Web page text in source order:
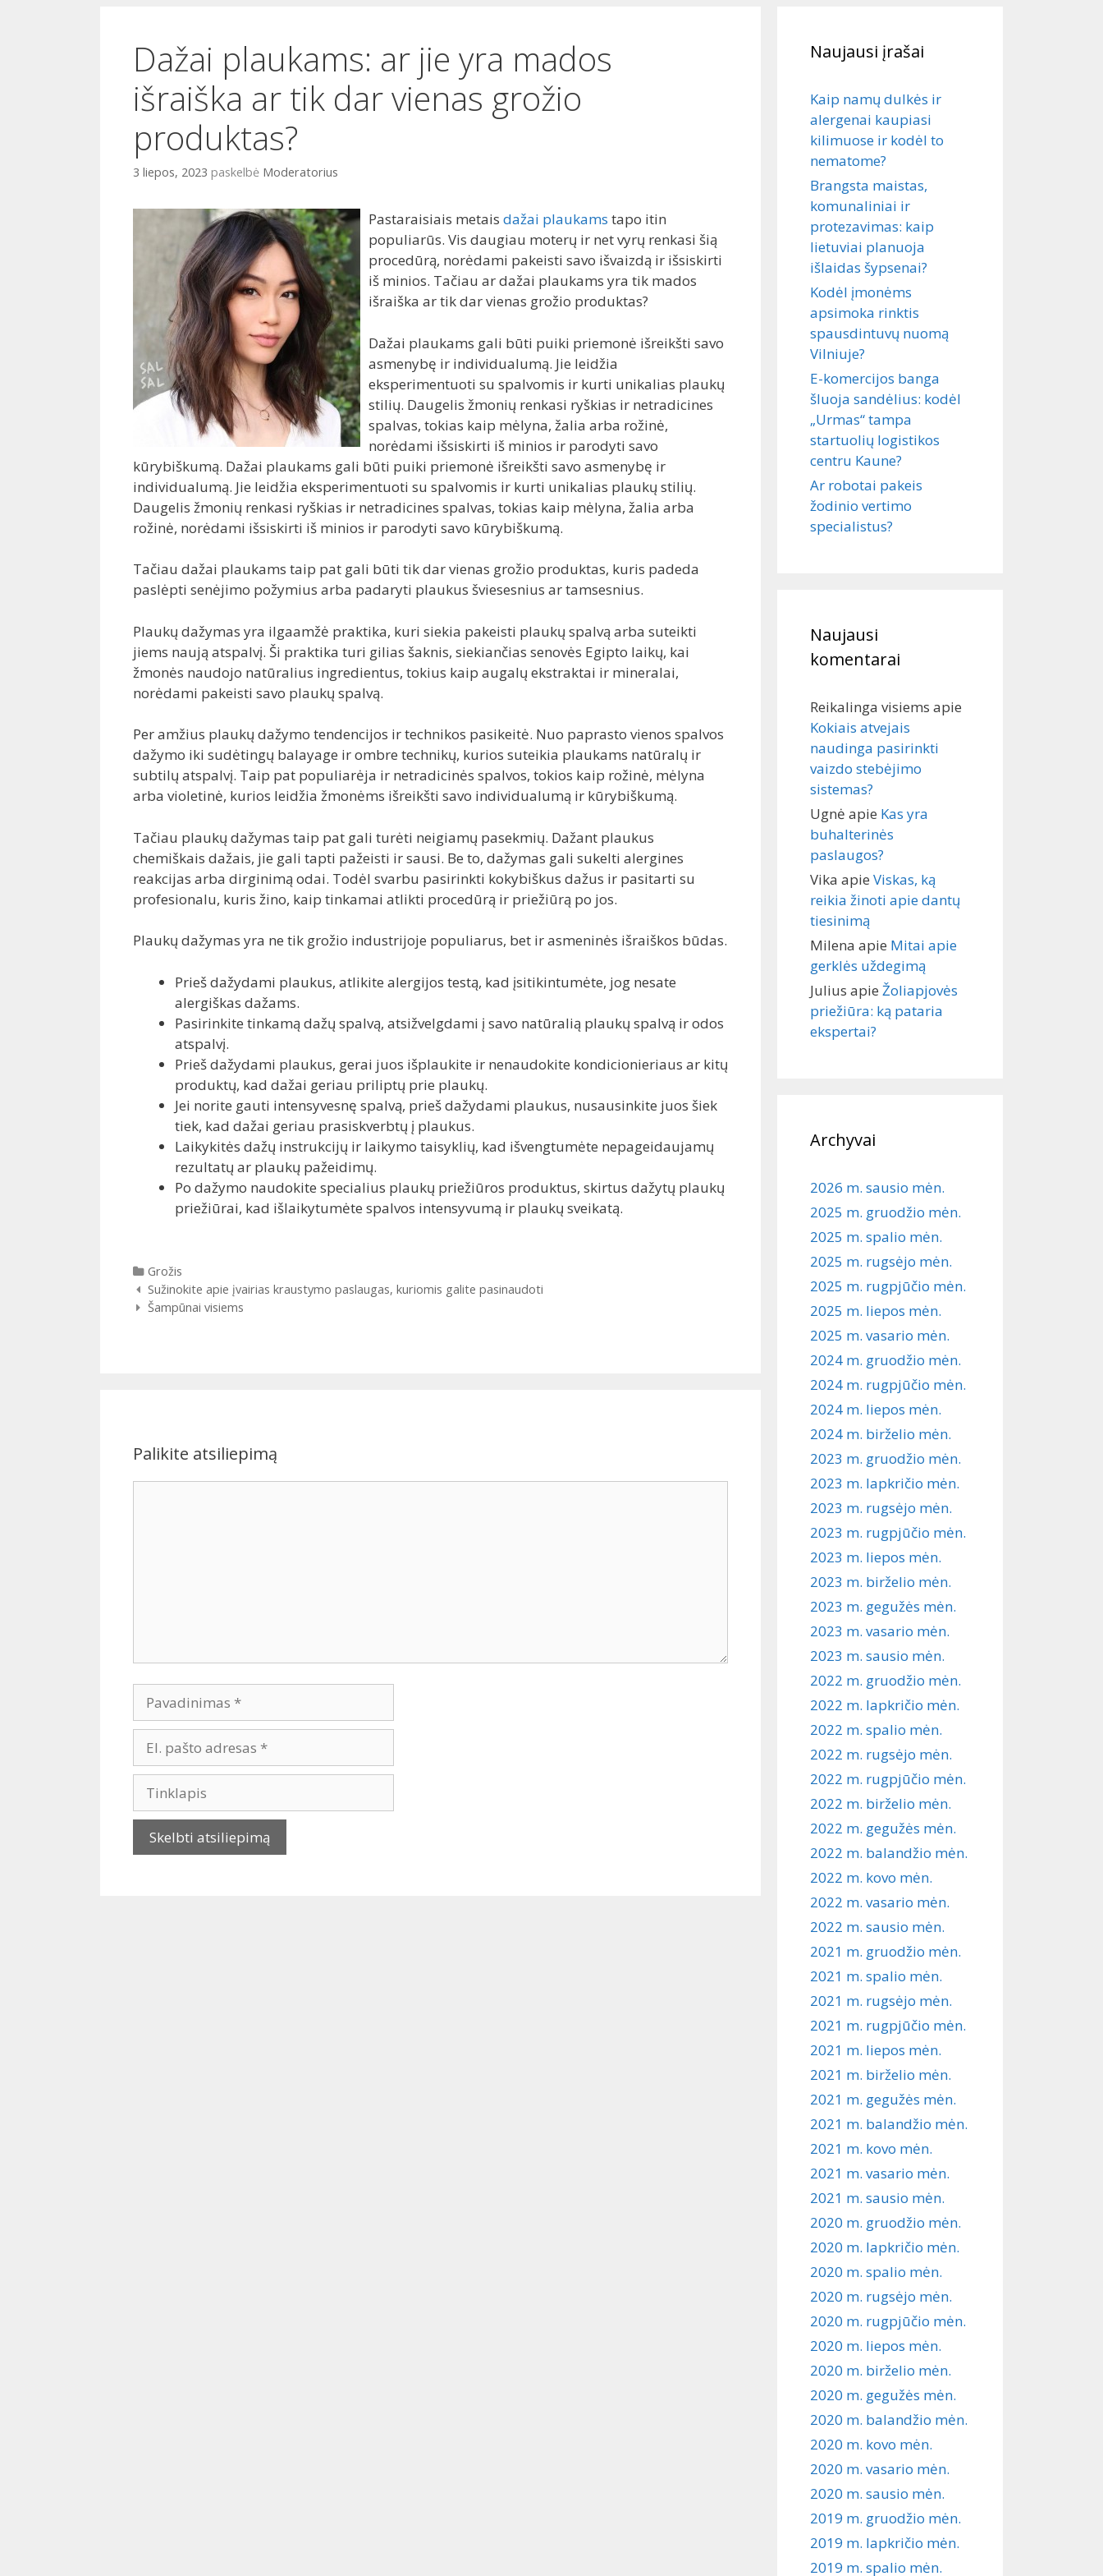
Dažai plaukams: ar jie yra mados
išraiška ar tik dar vienas grožio
produktas?
3 liepos, 2023 paskelbė Moderatorius
Pastaraisiais metais dažai plaukams tapo itin
populiarūs. Vis daugiau moterų ir net vyrų renkasi šią
procedūrą, norėdami pakeisti savo išvaizdą ir išsiskirti
iš minios. Tačiau ar dažai plaukams yra tik mados
išraiška ar tik dar vienas grožio produktas?
Dažai plaukams gali būti puiki priemonė išreikšti savo
asmenybę ir individualumą. Jie leidžia
eksperimentuoti su spalvomis ir kurti unikalias plaukų
stilių. Daugelis žmonių renkasi ryškias ir netradicines
spalvas, tokias kaip mėlyna, žalia arba rožinė,
norėdami išsiskirti iš minios ir parodyti savo
kūrybiškumą. Dažai plaukams gali būti puiki priemonė išreikšti savo asmenybę ir
individualumą. Jie leidžia eksperimentuoti su spalvomis ir kurti unikalias plaukų stilių.
Daugelis žmonių renkasi ryškias ir netradicines spalvas, tokias kaip mėlyna, žalia arba
rožinė, norėdami išsiskirti iš minios ir parodyti savo kūrybiškumą.
Tačiau dažai plaukams taip pat gali būti tik dar vienas grožio produktas, kuris padeda
paslėpti senėjimo požymius arba padaryti plaukus šviesesnius ar tamsesnius.
Plaukų dažymas yra ilgaamžė praktika, kuri siekia pakeisti plaukų spalvą arba suteikti
jiems naują atspalvį. Ši praktika turi gilias šaknis, siekiančias senovės Egipto laikų, kai
žmonės naudojo natūralius ingredientus, tokius kaip augalų ekstraktai ir mineralai,
norėdami pakeisti savo plaukų spalvą.
Per amžius plaukų dažymo tendencijos ir technikos pasikeitė. Nuo paprasto vienos spalvos
dažymo iki sudėtingų balayage ir ombre technikų, kurios suteikia plaukams natūralų ir
subtilų atspalvį. Taip pat populiarėja ir netradicinės spalvos, tokios kaip rožinė, mėlyna
arba violetinė, kurios leidžia žmonėms išreikšti savo individualumą ir kūrybiškumą.
Tačiau plaukų dažymas taip pat gali turėti neigiamų pasekmių. Dažant plaukus
chemiškais dažais, jie gali tapti pažeisti ir sausi. Be to, dažymas gali sukelti alergines
reakcijas arba dirginimą odai. Todėl svarbu pasirinkti kokybiškus dažus ir pasitarti su
profesionalu, kuris žino, kaip tinkamai atlikti procedūrą ir priežiūrą po jos.
Plaukų dažymas yra ne tik grožio industrijoje populiarus, bet ir asmeninės išraiškos būdas.
Prieš dažydami plaukus, atlikite alergijos testą, kad įsitikintumėte, jog nesate
alergiškas dažams.
Pasirinkite tinkamą dažų spalvą, atsižvelgdami į savo natūralią plaukų spalvą ir odos
atspalvį.
Prieš dažydami plaukus, gerai juos išplaukite ir nenaudokite kondicionieriaus ar kitų
produktų, kad dažai geriau priliptų prie plaukų.
Jei norite gauti intensyvesnę spalvą, prieš dažydami plaukus, nusausinkite juos šiek
tiek, kad dažai geriau prasiskverbtų į plaukus.
Laikykitės dažų instrukcijų ir laikymo taisyklių, kad išvengtumėte nepageidaujamų
rezultatų ar plaukų pažeidimų.
Po dažymo naudokite specialius plaukų priežiūros produktus, skirtus dažytų plaukų
priežiūrai, kad išlaikytumėte spalvos intensyvumą ir plaukų sveikatą.
Kategorijos
Grožis
Įrašų
navigacija
Sužinokite apie įvairias kraustymo paslaugas, kuriomis galite pasinaudoti
Šampūnai visiems
Palikite atsiliepimą
Naujausi įrašai
Kaip namų dulkės ir
alergenai kaupiasi
kilimuose ir kodėl to
nematome?
Brangsta maistas,
komunaliniai ir
protezavimas: kaip
lietuviai planuoja
išlaidas šypsenai?
Kodėl įmonėms
apsimoka rinktis
spausdintuvų nuomą
Vilniuje?
E-komercijos banga
šluoja sandėlius: kodėl
„Urmas“ tampa
startuolių logistikos
centru Kaune?
Ar robotai pakeis
žodinio vertimo
specialistus?
Naujausi
komentarai
Reikalinga visiems apie
Kokiais atvejais
naudinga pasirinkti
vaizdo stebėjimo
sistemas?
Ugnė apie Kas yra
buhalterinės
paslaugos?
Vika apie Viskas, ką
reikia žinoti apie dantų
tiesinimą
Milena apie Mitai apie
gerklės uždegimą
Julius apie Žoliapjovės
priežiūra: ką pataria
ekspertai?
Archyvai
2026 m. sausio mėn.
2025 m. gruodžio mėn.
2025 m. spalio mėn.
2025 m. rugsėjo mėn.
2025 m. rugpjūčio mėn.
2025 m. liepos mėn.
2025 m. vasario mėn.
2024 m. gruodžio mėn.
2024 m. rugpjūčio mėn.
2024 m. liepos mėn.
2024 m. birželio mėn.
2023 m. gruodžio mėn.
2023 m. lapkričio mėn.
2023 m. rugsėjo mėn.
2023 m. rugpjūčio mėn.
2023 m. liepos mėn.
2023 m. birželio mėn.
2023 m. gegužės mėn.
2023 m. vasario mėn.
2023 m. sausio mėn.
2022 m. gruodžio mėn.
2022 m. lapkričio mėn.
2022 m. spalio mėn.
2022 m. rugsėjo mėn.
2022 m. rugpjūčio mėn.
2022 m. birželio mėn.
2022 m. gegužės mėn.
2022 m. balandžio mėn.
2022 m. kovo mėn.
2022 m. vasario mėn.
2022 m. sausio mėn.
2021 m. gruodžio mėn.
2021 m. spalio mėn.
2021 m. rugsėjo mėn.
2021 m. rugpjūčio mėn.
2021 m. liepos mėn.
2021 m. birželio mėn.
2021 m. gegužės mėn.
2021 m. balandžio mėn.
2021 m. kovo mėn.
2021 m. vasario mėn.
2021 m. sausio mėn.
2020 m. gruodžio mėn.
2020 m. lapkričio mėn.
2020 m. spalio mėn.
2020 m. rugsėjo mėn.
2020 m. rugpjūčio mėn.
2020 m. liepos mėn.
2020 m. birželio mėn.
2020 m. gegužės mėn.
2020 m. balandžio mėn.
2020 m. kovo mėn.
2020 m. vasario mėn.
2020 m. sausio mėn.
2019 m. gruodžio mėn.
2019 m. lapkričio mėn.
2019 m. spalio mėn.